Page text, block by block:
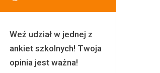
Weź udział w jednej z
ankiet szkolnych! Twoja
opinia jest ważna!